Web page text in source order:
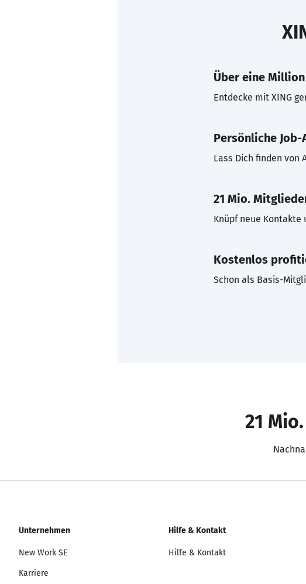
Über eine Million
Entdecke mit XING
Persönliche
Lass Dich finden von
21 Mio.
Knüpf neue Kontakte
Kostenlos
Schon als Basis-
21
Unternehmen
New Work SE
Karriere
Hilfe & Kontakt
Hilfe & Kontakt